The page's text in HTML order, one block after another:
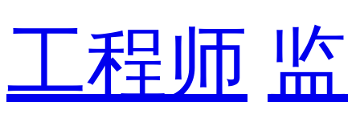
工程师 监